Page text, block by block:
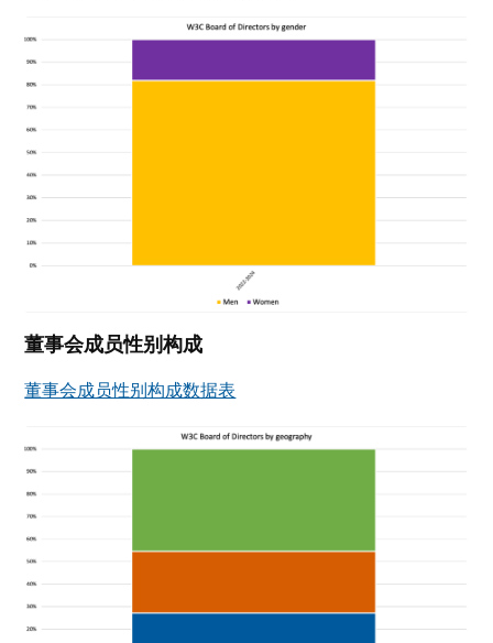
董事会成员性别构成
董事会成员性别构成数据表